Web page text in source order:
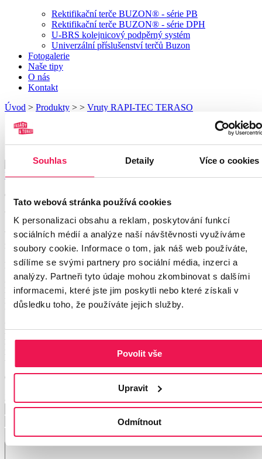
Souhlas Detaily Více o cookies
Tato webová stránka používá cookies
K personalizaci obsahu a reklam, poskytování funkcí
sociálních médií a analýze naší návštěvnosti využíváme
soubory cookie. Informace o tom, jak náš web používáte,
sdílíme se svými partnery pro sociální média, inzerci a
analýzy. Partneři tyto údaje mohou zkombinovat s dalšími
informacemi, které jste jim poskytli nebo které získali v
důsledku toho, že používáte jejich služby.
Povolit vše
Upravit
Odmítnout
Rektifikační terče BUZON® - série PB
Rektifikační terče BUZON® - série DPH
U-BRS kolejnicový podpěrný systém
Univerzální příslušenství terčů Buzon
Fotogalerie
Naše tipy
O nás
Kontakt
Úvod > Produkty > > Vruty RAPI-TEC TERASO
- Vruty RAPI-TEC TERASO
Cena: od 3,20 Kč/ks (bez DPH)
Výrobce: TERASO
Vysoce kvalitní vruty RAPI-TEC TERASO a TERASO PLUS z
nerezové oceli pro montáž venkovních teras a fasád.
Nabízíme tyto vruty:
RAPI-TEC TERASO 4x40 mm, T15, kalený nerez: 3,20 Kč/ks.
RAPI-TEC TERASO 5x50 mm, T25, kalený nerez:5,50 Kč/ks.
RAPI-TEC TERASO 5x60 mm, T25, kalený nerez:
RAPI-TEC TERASO PLUS
Kč/ks.
RAPI-TEC TERASO PLUS 5x60 mm, T25, nerez A4: 7,40
Kč/ks.
Ceny jsou uvedeny bez DPH.